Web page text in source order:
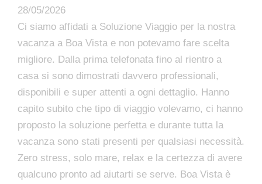
28/05/2026
Ci siamo affidati a Soluzione Viaggio per la nostra
vacanza a Boa Vista e non potevamo fare scelta
migliore. Dalla prima telefonata fino al rientro a
casa si sono dimostrati davvero professionali,
disponibili e super attenti a ogni dettaglio. Hanno
capito subito che tipo di viaggio volevamo, ci hanno
proposto la soluzione perfetta e durante tutta la
vacanza sono stati presenti per qualsiasi necessità.
Zero stress, solo mare, relax e la certezza di avere
qualcuno pronto ad aiutarti se serve. Boa Vista è